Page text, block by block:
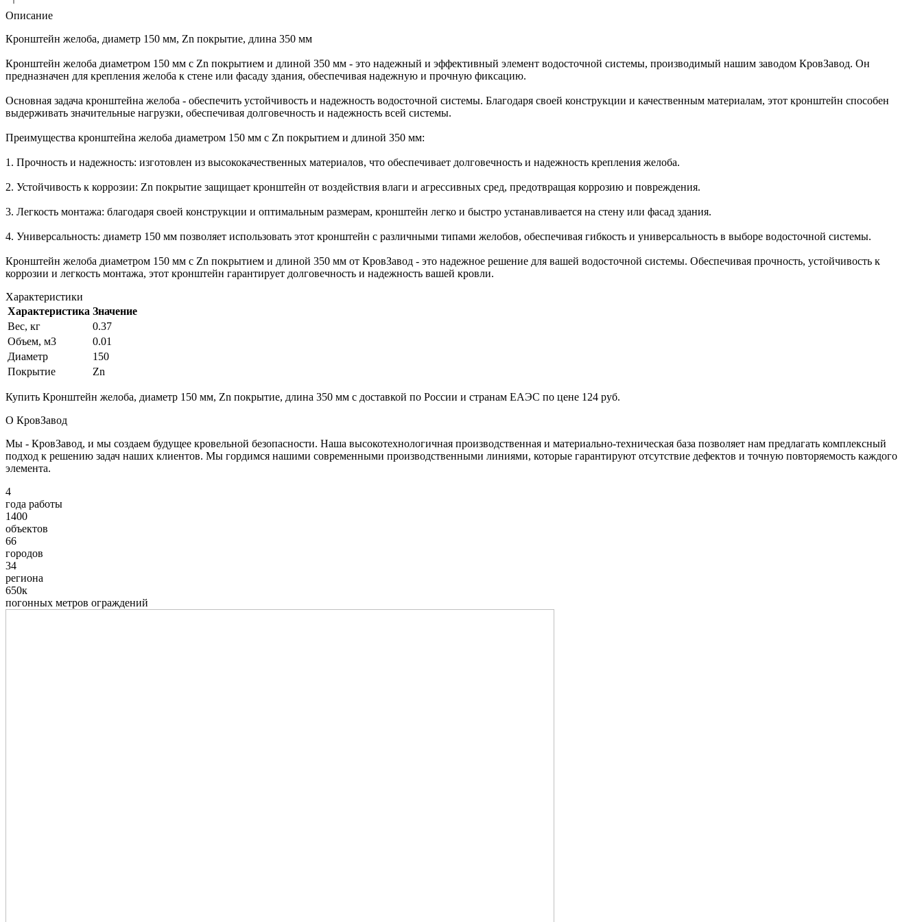
Описание
Кронштейн желоба, диаметр 150 мм, Zn покрытие, длина 350 мм
Кронштейн желоба диаметром 150 мм с Zn покрытием и длиной 350 мм - это надежный и эффективный элемент водосточной системы, производимый нашим заводом КровЗавод. Он
предназначен для крепления желоба к стене или фасаду здания, обеспечивая надежную и прочную фиксацию.
Основная задача кронштейна желоба - обеспечить устойчивость и надежность водосточной системы. Благодаря своей конструкции и качественным материалам, этот кронштейн способен
выдерживать значительные нагрузки, обеспечивая долговечность и надежность всей системы.
Преимущества кронштейна желоба диаметром 150 мм с Zn покрытием и длиной 350 мм:
1. Прочность и надежность: изготовлен из высококачественных материалов, что обеспечивает долговечность и надежность крепления желоба.
2. Устойчивость к коррозии: Zn покрытие защищает кронштейн от воздействия влаги и агрессивных сред, предотвращая коррозию и повреждения.
3. Легкость монтажа: благодаря своей конструкции и оптимальным размерам, кронштейн легко и быстро устанавливается на стену или фасад здания.
4. Универсальность: диаметр 150 мм позволяет использовать этот кронштейн с различными типами желобов, обеспечивая гибкость и универсальность в выборе водосточной системы.
Кронштейн желоба диаметром 150 мм с Zn покрытием и длиной 350 мм от КровЗавод - это надежное решение для вашей водосточной системы. Обеспечивая прочность, устойчивость к
коррозии и легкость монтажа, этот кронштейн гарантирует долговечность и надежность вашей кровли.
Характеристики
Характеристика Значение
Вес, кг
0.37
Объем, м3
0.01
Диаметр
150
Покрытие
Zn
Купить Кронштейн желоба, диаметр 150 мм, Zn покрытие, длина 350 мм с доставкой по России и странам ЕАЭС по цене 124 руб.
О КровЗавод
Мы - КровЗавод, и мы создаем будущее кровельной безопасности. Наша высокотехнологичная производственная и материально-техническая база позволяет нам предлагать комплексный
подход к решению задач наших клиентов. Мы гордимся нашими современными производственными линиями, которые гарантируют отсутствие дефектов и точную повторяемость каждого
элемента.
4
года работы
1400
объектов
66
городов
34
региона
650к
погонных метров ограждений